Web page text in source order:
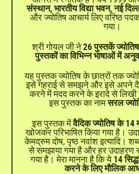
संस्थान, भारतीय विद्या भवन, नई
और ज्योतिष आचार्य लिए वरिष्ठ
गया।
श्री गोयल जी ने26 पुस्तकें
पुस्तकों का विभिन्न भाषाओं में
यह पुस्तक ज्योतिष के छात्रों तक
इसे गहराई से समझने और इसे अपने
करने में मदद करने के इरादे से लिखी
इस पुस्तक का नामसरल
इस पुस्तक मेंवैदिक ज्योतिष के 14
खोजकर परिभाषित किया गया है।
केमद्रुम दोष, पृष्ठ नवांश इत्यादि।
से समझाया गया है और हर उदाहरण
गया है। मेरा मानना है कि ये 14
करने के लिए मौलिक